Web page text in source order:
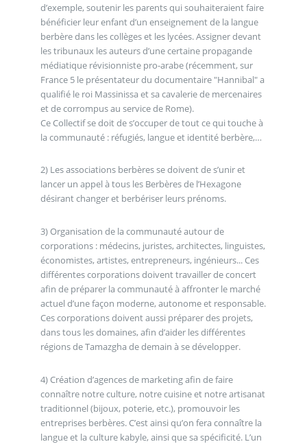
d’exemple, soutenir les parents qui souhaiteraient faire
bénéficier leur enfant d’un enseignement de la langue
berbère dans les collèges et les lycées. Assigner devant
les tribunaux les auteurs d’une certaine propagande
médiatique révisionniste pro-arabe (récemment, sur
France 5 le présentateur du documentaire "Hannibal" a
qualifié le roi Massinissa et sa cavalerie de mercenaires
et de corrompus au service de Rome).
Ce Collectif se doit de s’occuper de tout ce qui touche à
la communauté : réfugiés, langue et identité berbère,…
2) Les associations berbères se doivent de s’unir et
lancer un appel à tous les Berbères de l’Hexagone
désirant changer et berbériser leurs prénoms.
3) Organisation de la communauté autour de
corporations : médecins, juristes, architectes, linguistes,
économistes, artistes, entrepreneurs, ingénieurs... Ces
différentes corporations doivent travailler de concert
afin de préparer la communauté à affronter le marché
actuel d’une façon moderne, autonome et responsable.
Ces corporations doivent aussi préparer des projets,
dans tous les domaines, afin d’aider les différentes
régions de Tamazgha de demain à se développer.
4) Création d’agences de marketing afin de faire
connaître notre culture, notre cuisine et notre artisanat
traditionnel (bijoux, poterie, etc.), promouvoir les
entreprises berbères. C’est ainsi qu’on fera connaître la
langue et la culture kabyle, ainsi que sa spécificité. L’un